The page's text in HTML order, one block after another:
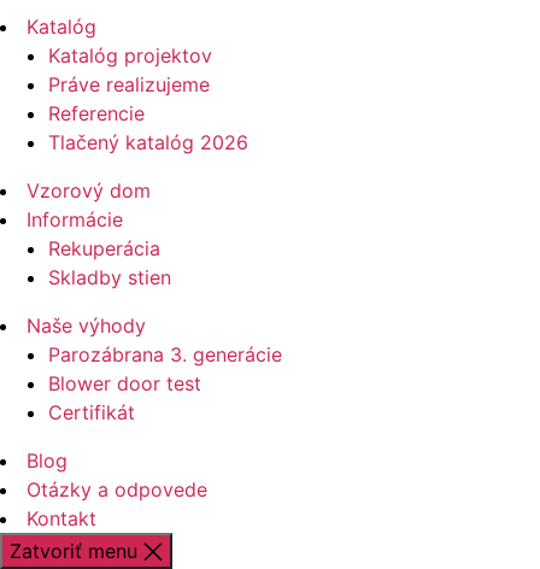
Katalóg
Katalóg projektov
Práve realizujeme
Referencie
Tlačený katalóg 2026
Vzorový dom
Informácie
Rekuperácia
Skladby stien
Naše výhody
Parozábrana 3. generácie
Blower door test
Certifikát
Blog
Otázky a odpovede
Kontakt
Zatvoriť menu